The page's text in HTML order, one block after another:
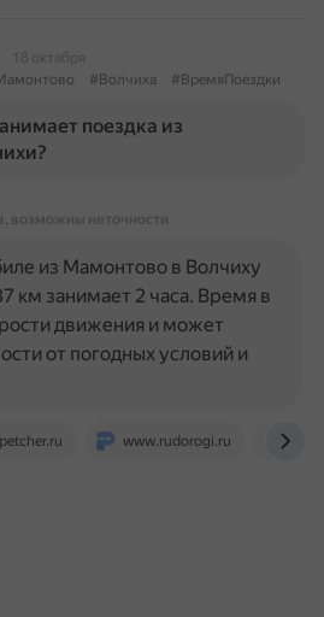
18 октября
#Волчиха #ВремяПоездки
поездка из
возможны неточности
www.rudorogi.ru
из Мамонтово в Волчиху
км занимает 2 часа. Время в
движения и может
от погодных условий и